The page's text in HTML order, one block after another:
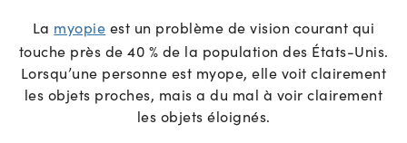
La myopie est un problème de vision courant qui
touche près de 40 % de la population des États-Unis.
Lorsqu’une personne est myope, elle voit clairement
les objets proches, mais a du mal à voir clairement
les objets éloignés.